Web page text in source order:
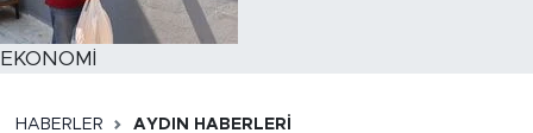
EKONOMİ
HABERLER AYDIN HABERLERI